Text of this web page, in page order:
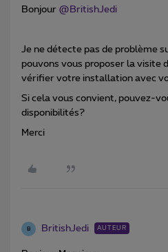
Bonjour @BritishJedi
Je ne détecte pas de problème
pouvons vous proposer la visite
vérifier votre installation avec
Si cela vous convient, pouvez-
disponibilités?
Merci
B BritishJedi AUTEUR